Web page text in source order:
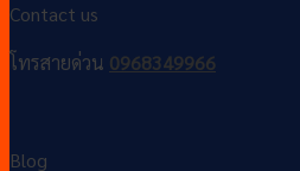
Contact us
โทรสายด่วน 0968349966
Blog